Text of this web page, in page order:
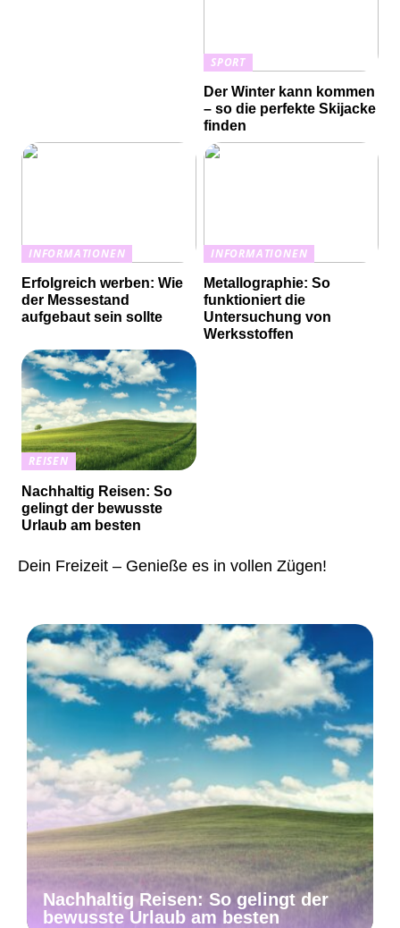
SPORT
Der Winter kann kommen
– so die perfekte Skijacke
finden
INFORMATIONEN
Erfolgreich werben: Wie
der Messestand
aufgebaut sein sollte
INFORMATIONEN
Metallographie: So
funktioniert die
Untersuchung von
Werksstoffen
REISEN
Nachhaltig Reisen: So
gelingt der bewusste
Urlaub am besten
Dein Freizeit – Genieße es in vollen Zügen!
Nachhaltig Reisen: So gelingt der
bewusste Urlaub am besten